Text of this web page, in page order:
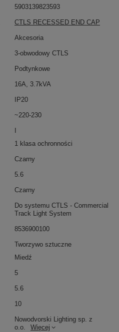
Nowodvorski Lighting sp. z
o.o.
Więcej
5903139823593
CTLS RECESSED END CAP
Akcesoria
3-obwodowy CTLS
Podtynkowe
16A, 3.7kVA
IP20
~220-230
1 klasa ochronności
Czarny
5.6
Czarny
Do systemu CTLS - Commercial
Track Light System
8536900100
Tworzywo sztuczne
Miedź
5
5.6
10